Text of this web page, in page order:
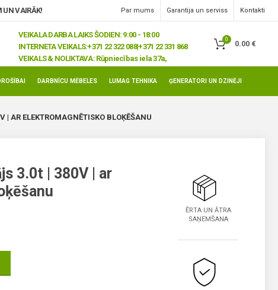
UN VAIRĀK! Par mums Garantija un serviss Kontakti
VEIKALA DARBA LAIKS ŠODIEN: 9:00 - 18:00
INTERNETA VEIKALS:+371 22 322 088|+371 22 331 868
VEIKALS & NOLIKTAVA: Rūpniecības iela 37a,
0
0.00 €
DARBNĪCU MĒBELES LUMAG TEHNIKA ĢENERATORI UN DZINĒJI
| AR ELEKTROMAGNĒTISKO BLOĶĒŠANU
3.0t | 380V | ar
ĒRTA UN ĀTRA
SAŅEMŠANA